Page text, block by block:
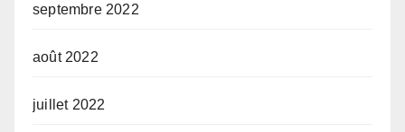
septembre 2022
août 2022
juillet 2022